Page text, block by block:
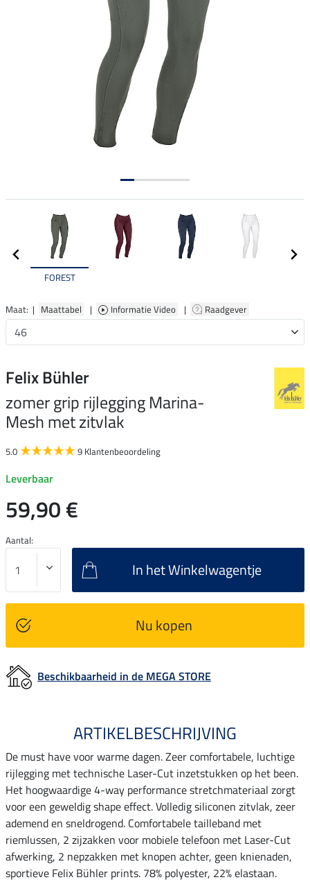
FOREST
Maat: | Maattabel | Informatie Video | Raadgever
Felix Bühler
zomer grip rijlegging Marina-
Mesh met zitvlak
5.0 9 Klantenbeoordeling
Leverbaar
59,90 €
Aantal:
In het Winkelwagentje
Nu kopen
Beschikbaarheid in de MEGA STORE
ARTIKELBESCHRIJVING
De must have voor warme dagen. Zeer comfortabele, luchtige
rijlegging met technische Laser-Cut inzetstukken op het been.
Het hoogwaardige 4-way performance stretchmateriaal zorgt
voor een geweldig shape effect. Volledig siliconen zitvlak, zeer
ademend en sneldrogend. Comfortabele tailleband met
riemlussen, 2 zijzakken voor mobiele telefoon met Laser-Cut
afwerking, 2 nepzakken met knopen achter, geen knienaden,
sportieve Felix Bühler prints. 78% polyester, 22% elastaan.